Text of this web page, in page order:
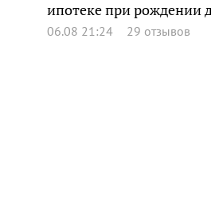
ипотеке при рождении
06.08 21:24 29 отзывов